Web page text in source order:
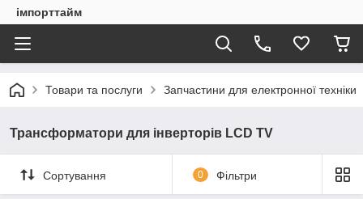
імпорттайм
Товари та послуги Запчастини для електронної техніки
Трансформатори для інверторів LCD TV
Сортування 0 Фільтри